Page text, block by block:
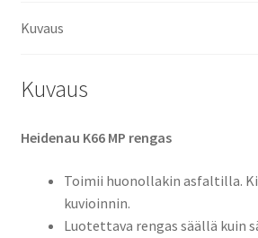
Kuvaus
Kuvaus
Heidenau K66 MP rengas
Toimii huonollakin asfaltilla.
kuvioinnin.
Luotettava rengas säällä kuin